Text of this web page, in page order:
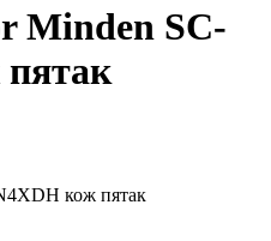
Minden SC-
кож пятак